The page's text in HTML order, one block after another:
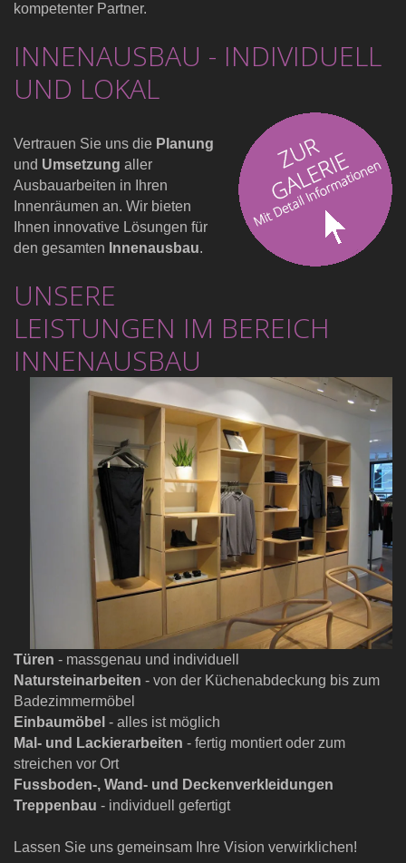
kompetenter Partner.
INNENAUSBAU - INDIVIDUELL
UND LOKAL
Vertrauen Sie uns die Planung
und Umsetzung aller
Ausbauarbeiten in Ihren
Innenräumen an. Wir bieten
Ihnen innovative Lösungen für
den gesamten Innenausbau.
UNSERE
LEISTUNGEN IM BEREICH
INNENAUSBAU
Türen - massgenau und individuell
Natursteinarbeiten - von der Küchenabdeckung bis zum
Badezimmermöbel
Einbaumöbel - alles ist möglich
Mal- und Lackierarbeiten - fertig montiert oder zum
streichen vor Ort
Fussboden-, Wand- und Deckenverkleidungen
Treppenbau - individuell gefertigt
Lassen Sie uns gemeinsam Ihre Vision verwirklichen!